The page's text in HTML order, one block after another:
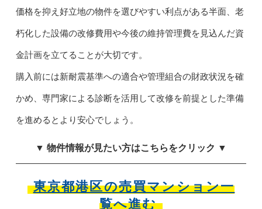
価格を抑え好立地の物件を選びやすい利点がある半面、老
朽化した設備の改修費用や今後の維持管理費を見込んだ資
金計画を立てることが大切です。
購入前には新耐震基準への適合や管理組合の財政状況を確
かめ、専門家による診断を活用して改修を前提とした準備
を進めるとより安心でしょう。
▼ 物件情報が見たい方はこちらをクリック ▼
東京都港区の売買マンション一
覧へ進む